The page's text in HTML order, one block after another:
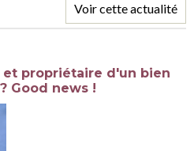
Voir cette actualité
propriétaire d'un bien
Good news !